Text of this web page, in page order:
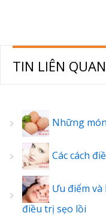
TIN LIÊN QUAN
Những
Các cách
Ưu điểm
điều trị sẹo lồi